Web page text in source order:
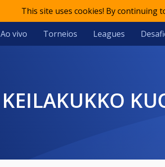
This site uses cookies! By continuing
Ao vivo Torneios Leagues
KEILAKUKKO